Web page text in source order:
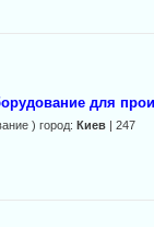
для
) город: Киев| 247